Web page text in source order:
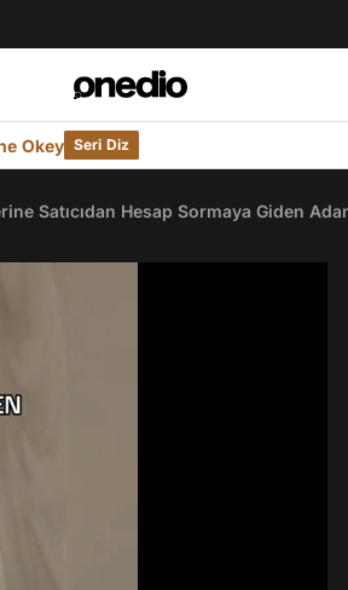
Okey Seri Diz
Satıcıdan Hesap Sormaya Giden